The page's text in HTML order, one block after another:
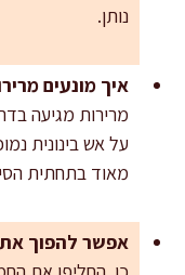
נותן.
איך מונעים
מרירות מגיעה
על אש בינונית
מאוד בתחתית
אפשר להפוך